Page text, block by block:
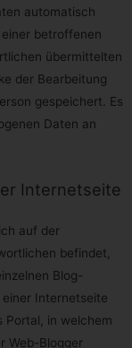
automatisch
betroffenen
übermittelten
der Bearbeitung
gespeichert. Es
Daten an
Internetseite
auf der
befindet,
Blog-
Internetseite
Portal, in welchem
Web-Blogger
möchte, kann sie
des für die
Der Mitarbeiter
unverzüglich
öffentlich gemacht
gemäß
der
Datenverarbeitung
Person von diesen
die
dieser
Mitarbeiter wird im